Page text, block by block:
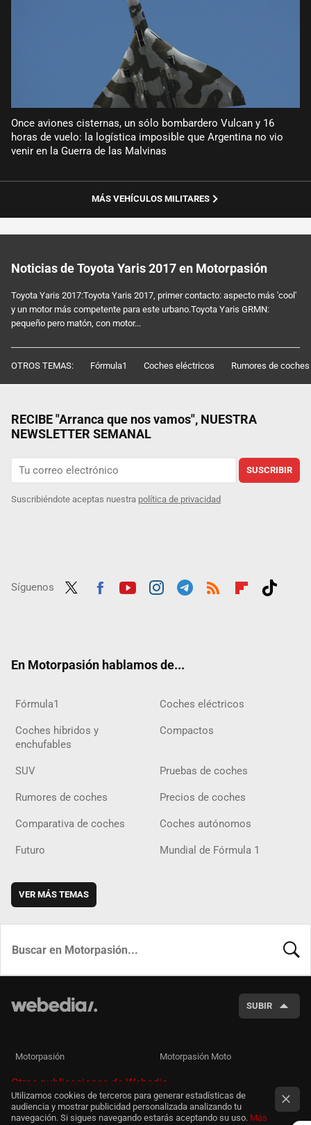
Once aviones cisternas, un sólo bombardero Vulcan y 16
horas de vuelo: la logística imposible que Argentina no vio
venir en la Guerra de las Malvinas
MÁS VEHÍCULOS MILITARES
Noticias de Toyota Yaris 2017 en Motorpasión
Toyota Yaris 2017:Toyota Yaris 2017, primer contacto: aspecto más 'cool'
y un motor más competente para este urbano.Toyota Yaris GRMN:
pequeño pero matón, con motor...
OTROS TEMAS: Fórmula1 Coches eléctricos Rumores de coches
RECIBE "Arranca que nos vamos", NUESTRA
NEWSLETTER SEMANAL
SUSCRIBIR
Suscribiéndote aceptas nuestra política de privacidad
Síguenos
En Motorpasión hablamos de...
Fórmula1 Coches eléctricos
Coches híbridos y
enchufables
Compactos
SUV Pruebas de coches
Rumores de coches Precios de coches
Comparativa de coches Coches autónomos
Futuro Mundial de Fórmula 1
VER MÁS TEMAS
SUBIR
Motorpasión Motorpasión Moto
Otras publicaciones de Webedia
Utilizamos cookies de terceros para generar estadísticas de
audiencia y mostrar publicidad personalizada analizando tu
navegación. Si sigues navegando estarás aceptando su uso. Más